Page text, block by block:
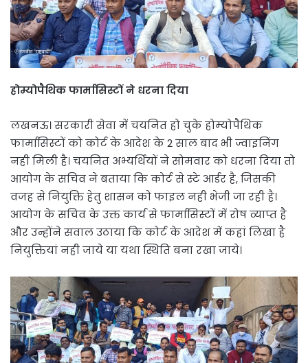
होम्योपैथिक फार्मासिस्टों ने धरना दिया
लखनऊ। सरकारी सेवा में चयनित हो चुके होम्योपैथिक
फार्मासिस्टों को कोर्ट के आदेश के 2 साल बाद भी ज्वाइनिंग
नही मिली है। चयनित अभ्यर्थियों ने सोमवार को धरना दिया तो
आयोग के सचिव ने बताया कि कोर्ट से स्टे आर्डर है, जिसकी
वजह से नियुक्ति हेतु शासन को फाइल नही भेजी जा रही है।
आयोग के सचिव के उक्त कार्य से फार्मासिस्टों में रोष व्याप्त है
और उन्होंने सवाल उठाया कि कोर्ट के आदेश में कहां लिखा है
नियुक्तियां नही जाये या यथा स्थिति बना रखा जाये।